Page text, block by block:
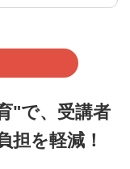
"で、受講者
担を軽減！